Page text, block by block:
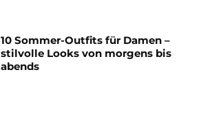
10 Sommer-Outfits für Damen –
stilvolle Looks von morgens bis
abends